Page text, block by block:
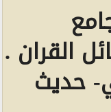
جامع
القران .
-إلي- حديث